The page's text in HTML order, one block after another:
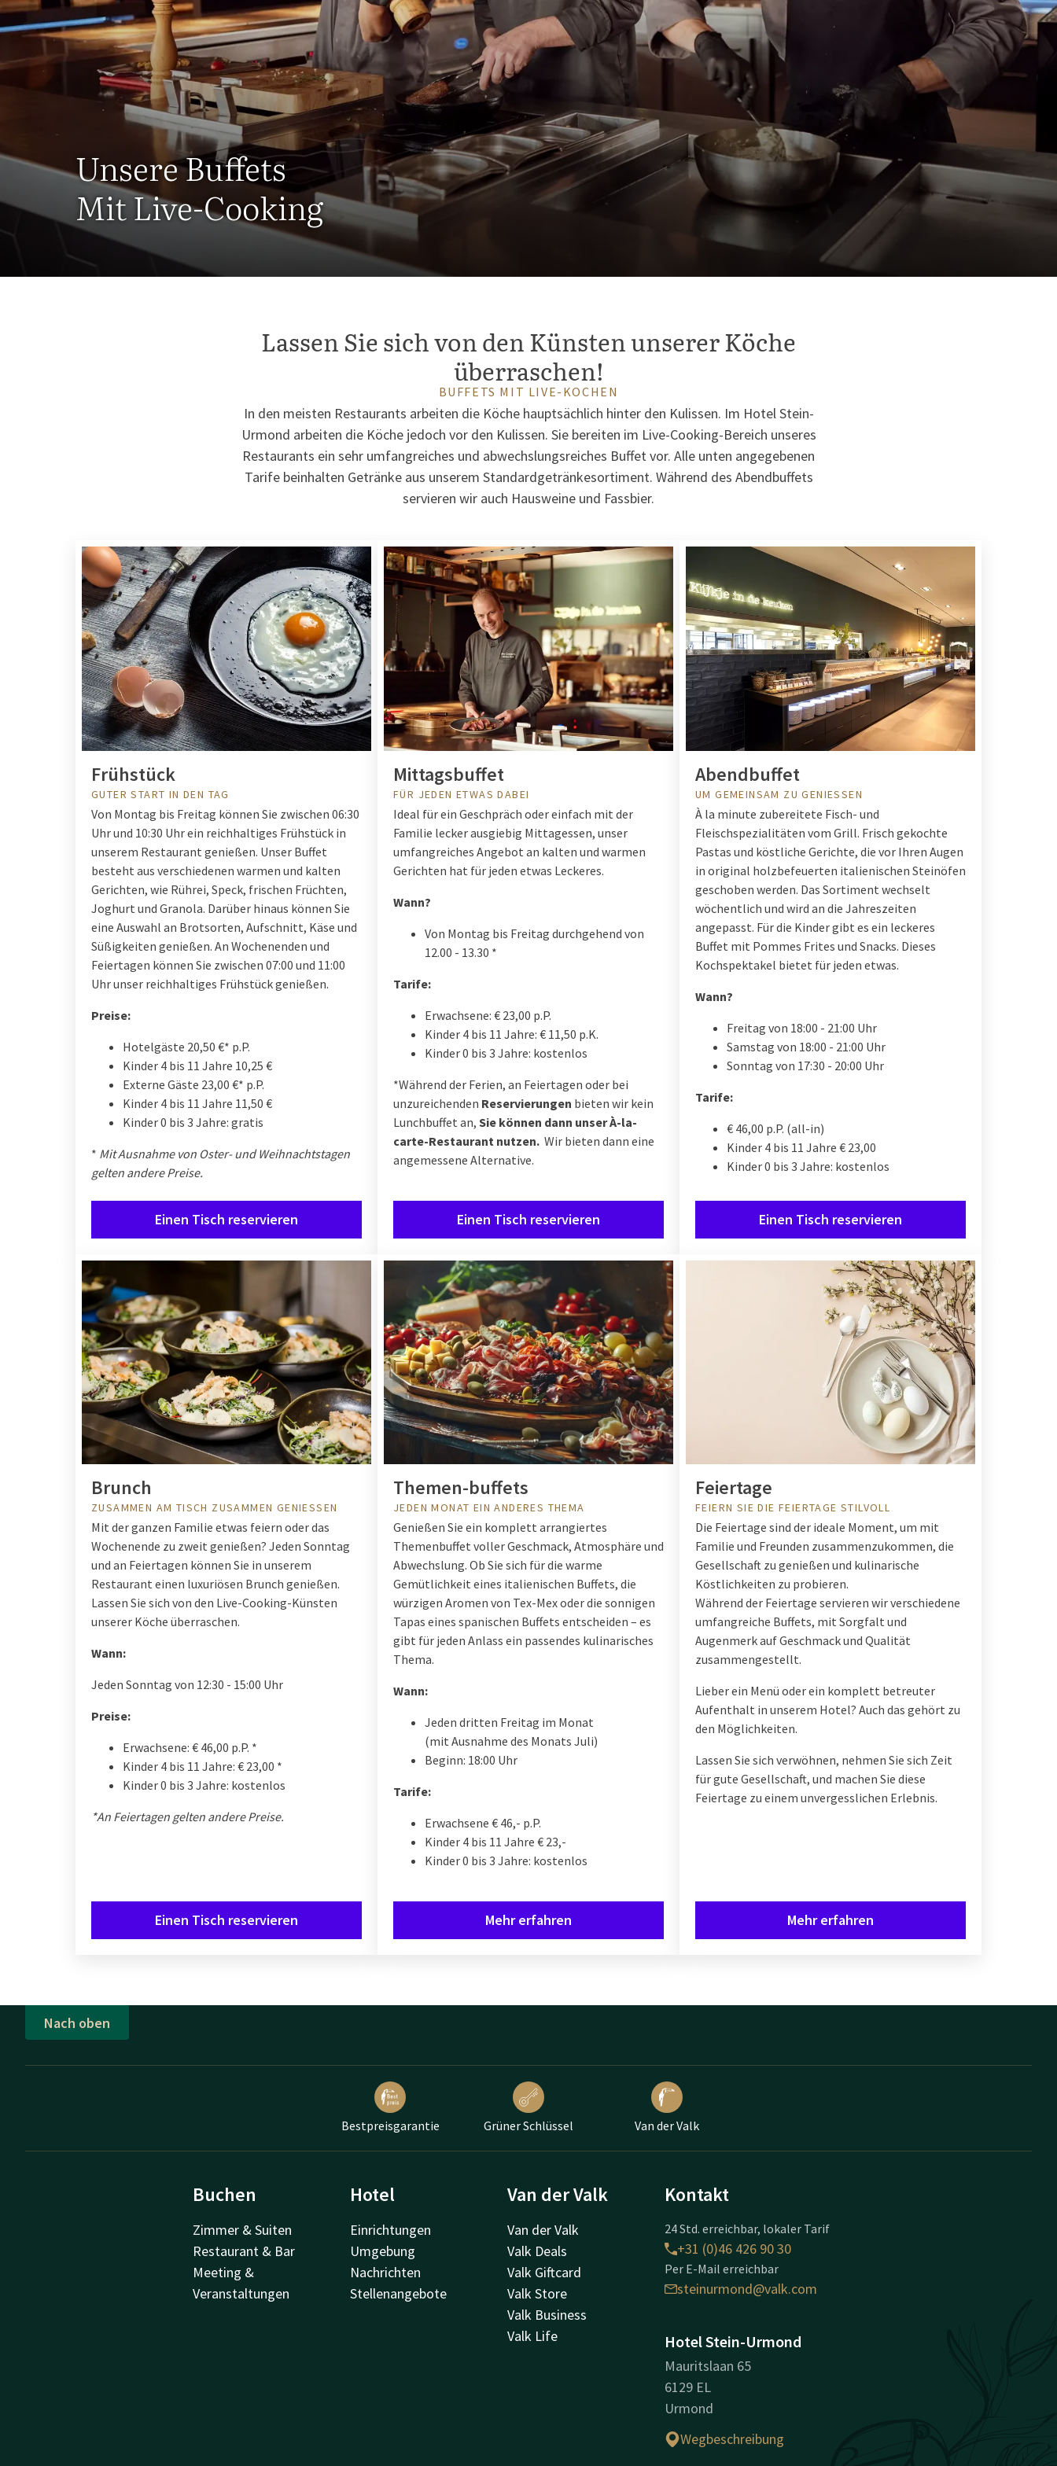
Unsere Buffets
Mit Live-Cooking
Lassen Sie sich von den Künsten unserer Köche
überraschen!
BUFFETS MIT LIVE-KOCHEN
In den meisten Restaurants arbeiten die Köche hauptsächlich hinter den Kulissen. Im Hotel Stein-
Urmond arbeiten die Köche jedoch vor den Kulissen. Sie bereiten im Live-Cooking-Bereich unseres
Restaurants ein sehr umfangreiches und abwechslungsreiches Buffet vor. Alle unten angegebenen
Tarife beinhalten Getränke aus unserem Standardgetränkesortiment. Während des Abendbuffets
servieren wir auch Hausweine und Fassbier.
Frühstück
GUTER START IN DEN TAG
Von Montag bis Freitag können Sie zwischen 06:30
Uhr und 10:30 Uhr ein reichhaltiges Frühstück in
unserem Restaurant genießen. Unser Buffet
besteht aus verschiedenen warmen und kalten
Gerichten, wie Rührei, Speck, frischen Früchten,
Joghurt und Granola. Darüber hinaus können Sie
eine Auswahl an Brotsorten, Aufschnitt, Käse und
Süßigkeiten genießen. An Wochenenden und
Feiertagen können Sie zwischen 07:00 und 11:00
Uhr unser reichhaltiges Frühstück genießen.
Preise:
Hotelgäste 20,50 €* p.P.
Kinder 4 bis 11 Jahre 10,25 €
Externe Gäste 23,00 €* p.P.
Kinder 4 bis 11 Jahre 11,50 €
Kinder 0 bis 3 Jahre: gratis
* Mit Ausnahme von Oster- und Weihnachtstagen
gelten andere Preise.
Einen Tisch reservieren
Mittagsbuffet
FÜR JEDEN ETWAS DABEI
Ideal für ein Geschpräch oder einfach mit der
Familie lecker ausgiebig Mittagessen, unser
umfangreiches Angebot an kalten und warmen
Gerichten hat für jeden etwas Leckeres.
Wann?
Von Montag bis Freitag durchgehend von
12.00 - 13.30 *
Tarife:
Erwachsene: € 23,00 p.P.
Kinder 4 bis 11 Jahre: € 11,50 p.K.
Kinder 0 bis 3 Jahre: kostenlos
*Während der Ferien, an Feiertagen oder bei
unzureichenden Reservierungen bieten wir kein
Lunchbuffet an, Sie können dann unser À-la-
carte-Restaurant nutzen. Wir bieten dann eine
angemessene Alternative.
Einen Tisch reservieren
Abendbuffet
UM GEMEINSAM ZU GENIESSEN
À la minute zubereitete Fisch- und
Fleischspezialitäten vom Grill. Frisch gekochte
Pastas und köstliche Gerichte, die vor Ihren Augen
in original holzbefeuerten italienischen Steinöfen
geschoben werden. Das Sortiment wechselt
wöchentlich und wird an die Jahreszeiten
angepasst. Für die Kinder gibt es ein leckeres
Buffet mit Pommes Frites und Snacks. Dieses
Kochspektakel bietet für jeden etwas.
Wann?
Freitag von 18:00 - 21:00 Uhr
Samstag von 18:00 - 21:00 Uhr
Sonntag von 17:30 - 20:00 Uhr
Tarife:
€ 46,00 p.P. (all-in)
Kinder 4 bis 11 Jahre € 23,00
Kinder 0 bis 3 Jahre: kostenlos
Einen Tisch reservieren
Brunch
ZUSAMMEN AM TISCH ZUSAMMEN GENIESSEN
Mit der ganzen Familie etwas feiern oder das
Wochenende zu zweit genießen? Jeden Sonntag
und an Feiertagen können Sie in unserem
Restaurant einen luxuriösen Brunch genießen.
Lassen Sie sich von den Live-Cooking-Künsten
unserer Köche überraschen.
Wann:
Jeden Sonntag von 12:30 - 15:00 Uhr
Preise:
Erwachsene: € 46,00 p.P. *
Kinder 4 bis 11 Jahre: € 23,00 *
Kinder 0 bis 3 Jahre: kostenlos
*An Feiertagen gelten andere Preise.
Einen Tisch reservieren
Themen-buffets
JEDEN MONAT EIN ANDERES THEMA
Genießen Sie ein komplett arrangiertes
Themenbuffet voller Geschmack, Atmosphäre und
Abwechslung. Ob Sie sich für die warme
Gemütlichkeit eines italienischen Buffets, die
würzigen Aromen von Tex-Mex oder die sonnigen
Tapas eines spanischen Buffets entscheiden – es
gibt für jeden Anlass ein passendes kulinarisches
Thema.
Wann:
Jeden dritten Freitag im Monat
(mit Ausnahme des Monats Juli)
Beginn: 18:00 Uhr
Tarife:
Erwachsene € 46,- p.P.
Kinder 4 bis 11 Jahre € 23,-
Kinder 0 bis 3 Jahre: kostenlos
Mehr erfahren
Feiertage
FEIERN SIE DIE FEIERTAGE STILVOLL
Die Feiertage sind der ideale Moment, um mit
Familie und Freunden zusammenzukommen, die
Gesellschaft zu genießen und kulinarische
Köstlichkeiten zu probieren.
Während der Feiertage servieren wir verschiedene
umfangreiche Buffets, mit Sorgfalt und
Augenmerk auf Geschmack und Qualität
zusammengestellt.
Lieber ein Menü oder ein komplett betreuter
Aufenthalt in unserem Hotel? Auch das gehört zu
den Möglichkeiten.
Lassen Sie sich verwöhnen, nehmen Sie sich Zeit
für gute Gesellschaft, und machen Sie diese
Feiertage zu einem unvergesslichen Erlebnis.
Mehr erfahren
Nach oben
Bestpreisgarantie Grüner Schlüssel Van der Valk
Buchen
Zimmer & Suiten
Restaurant & Bar
Meeting &
Veranstaltungen
Hotel
Einrichtungen
Umgebung
Nachrichten
Stellenangebote
Van der Valk
Van der Valk
Valk Deals
Valk Giftcard
Valk Store
Valk Business
Valk Life
Kontakt
24 Std. erreichbar, lokaler Tarif
+31 (0)46 426 90 30
Per E-Mail erreichbar
steinurmond@valk.com
Hotel Stein-Urmond
Mauritslaan 65
6129 EL
Urmond
Wegbeschreibung